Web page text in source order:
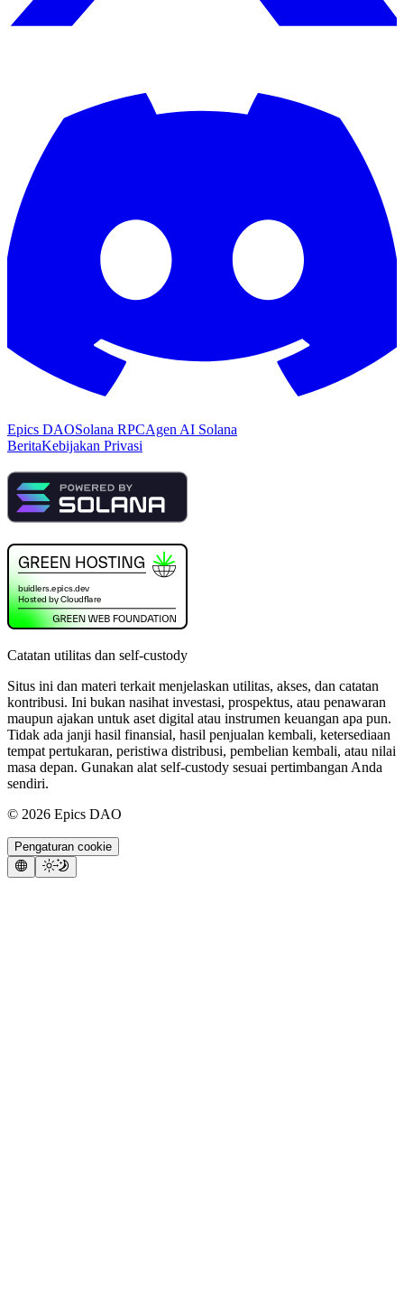
Epics DAOSolana RPCAgen AI Solana
BeritaKebijakan Privasi
Catatan utilitas dan self-custody
Situs ini dan materi terkait menjelaskan utilitas, akses, dan catatan
kontribusi. Ini bukan nasihat investasi, prospektus, atau penawaran
maupun ajakan untuk aset digital atau instrumen keuangan apa pun.
Tidak ada janji hasil finansial, hasil penjualan kembali, ketersediaan
tempat pertukaran, peristiwa distribusi, pembelian kembali, atau nilai
masa depan. Gunakan alat self-custody sesuai pertimbangan Anda
sendiri.
© 2026 Epics DAO
Pengaturan cookie